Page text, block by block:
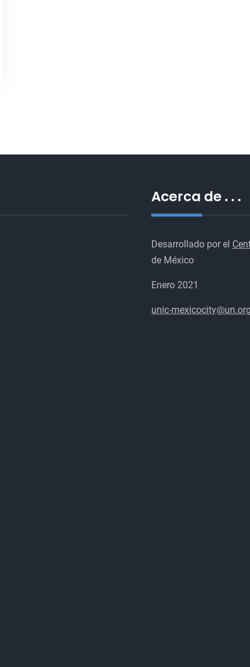
Acerca de . . .
Desarrollado por el
de México
Enero 2021
unic-mexicocity@un.org